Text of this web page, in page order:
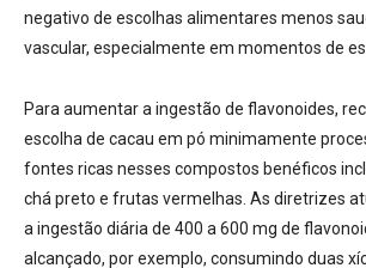
negativo de escolhas alimentares menos
vascular, especialmente em momentos de
Para aumentar a ingestão de flavonoides,
escolha de cacau em pó minimamente
fontes ricas nesses compostos benéficos
chá preto e frutas vermelhas. As diretrizes
a ingestão diária de 400 a 600 mg de
alcançado, por exemplo, consumindo duas